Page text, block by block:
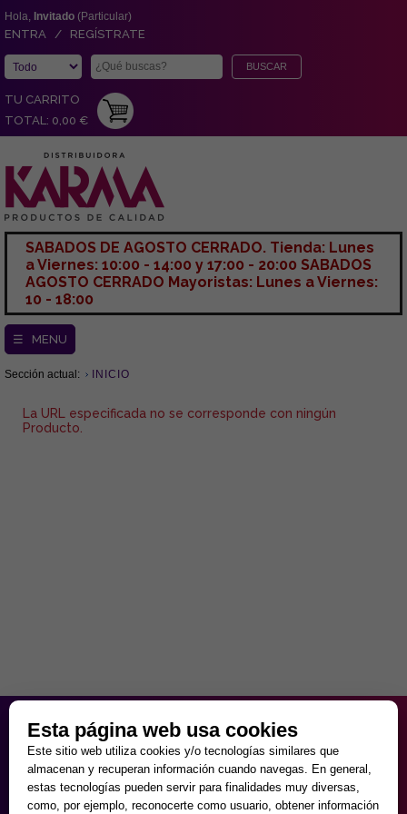
Hola, Invitado (Particular)
ENTRA / REGÍSTRATE
TU CARRITO
TOTAL: 0,00 €
SABADOS DE AGOSTO CERRADO. Tienda: Lunes
a Viernes: 10:00 - 14:00 y 17:00 - 20:00 SABADOS
AGOSTO CERRADO Mayoristas: Lunes a Viernes:
10 - 18:00
☰ MENU
Sección actual: INICIO
La URL especificada no se corresponde con ningún
Producto.
de Lunes a Viernes
9:30 - 20:00
Sábados
10:00 - 14:00 y 17:00 - 20:00
Domingos cerrado.
Esta página web usa cookies
Este sitio web utiliza cookies y/o tecnologías similares que
almacenan y recuperan información cuando navegas. En general,
estas tecnologías pueden servir para finalidades muy diversas,
como, por ejemplo, reconocerte como usuario, obtener información